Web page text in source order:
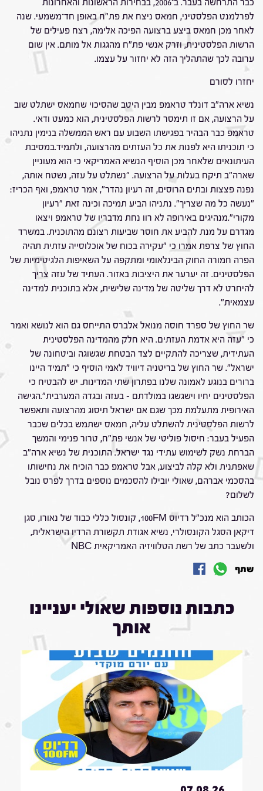
כבר התרחשה בעבר. ב־2006, בבחירות הראשונות והאחרונות
לפרלמנט הפלסטיני, חמאס ניצח את פת"ח באופן חד־משמעי. שנה
לאחר מכן חמאס ביצע ברצועה הפיכה אלימה, רצח פעילים של
הרשות הפלסטינית, וזרק אנשי פת"ח מהגגות אל מותם. אין שום
ערובה לכך שהתהליך הזה לא יחזור על עצמו.
יחזרו לסורם
נשיא ארה"ב דונלד טראמפ מבין היטב שהסיכוי שחמאס ישתלט שוב
על הרצועה, אם זו תימסר לרשות הפלסטינית, הוא כמעט ודאי.
טראמפ כבר הבהיר בפגישתו השבוע עם ראש הממשלה בנימין נתניהו
כי תוכניתו היא לפנות את כל העזתים מהרצועה, ולתמיד.במסיבת
העיתונאים שלאחר מכן הוסיף הנשיא האמריקאי כי הוא מעוניין
שארה"ב תיקח בעלות על הרצועה. "נשתלט על עזה, נשטח אותה,
נפנה פצצות ובתים הרוסים, זה רעיון נהדר", אמר טראמפ, ואף הכריז:
"נעשה כל מה שצריך". נתניהו הביע תמיכה וכינה זאת "רעיון
מקורי".מנהיגים באירופה לא רוו נחת מדבריו של טראמפ ויצאו
מגדרם על מנת להביע את חוסר שביעות רצונם מהתוכנית. במשרד
החוץ של צרפת אמרו כי "עקירה בכוח של אוכלוסייה עזתית תהיה
הפרה חמורה החוק הבינלאומי ומתקפה על השאיפות הלגיטימיות של
הפלסטינים. זה יערער את היציבות באזור. העתיד של עזה צריך
להיחרט לא דרך שליטה של מדינה שלישית, אלא בתוכנית למדינה
עצמאית".
שר החוץ של ספרד חוסה מנואל אלברס התייחס גם הוא לנושא ואמר
כי "עזה היא אדמת העזתים. היא חלק מהמדינה הפלסטינית
העתידית, שצריכה להתקיים לצד הבטחת שגשוגה וביטחונה של
ישראל". שר החוץ של בריטניה דיוויד לאמי הוסיף כי "תמיד היינו
ברורים בנוגע לאמונה שלנו בפתרון שתי המדינות. יש להבטיח כי
הפלסטינים יחיו וישגשגו במולדתם – בעזה ובגדה המערבית".הגישה
האירופית מתעלמת מכך שגם אם ישראל תיסוג מהרצועה ותאפשר
לרשות הפלסטינית להשתלט עליה, חמאס ישתמש בכלים שכבר
הפעיל בעבר: חיסול פוליטי של אנשי פת"ח, טרור פנימי והמשך
הברחת נשק לשימוש עתידי נגד ישראל. התוכנית של נשיא ארה"ב
שאפתנית ולא קלה לביצוע, אבל טראמפ כבר הוכיח את נחישותו
בהסכמי אברהם, שאולי יובילו להסכמים נוספים בדרך לפרס נובל
לשלום?
הכותב הוא מנכ"ל רדיוס 100FM, קונסול כללי כבוד של נאורו, סגן
דיקאן הסגל הקונסולרי, נשיא אגודת תקשורת הרדיו הישראלית,
ולשעבר כתב של רשת הטלוויזיה האמריקאית NBC
שתף
כתבות נוספות שאולי יעניינו
אותך